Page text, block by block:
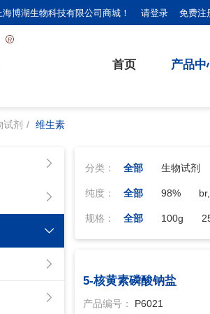
博湖生物科技有限公司商城！ 请登录 免费注
首页 产品中
试剂 维生素
分类： 全部 生物试剂
纯度： 全部 98%
cp,98%
规格： 全部 100g
50ml
50g
5-核黄素磷酸钠盐
产品编号：
P6021